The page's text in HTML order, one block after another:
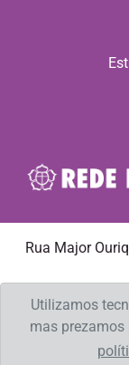
Rua Major
Utilizamos
mas